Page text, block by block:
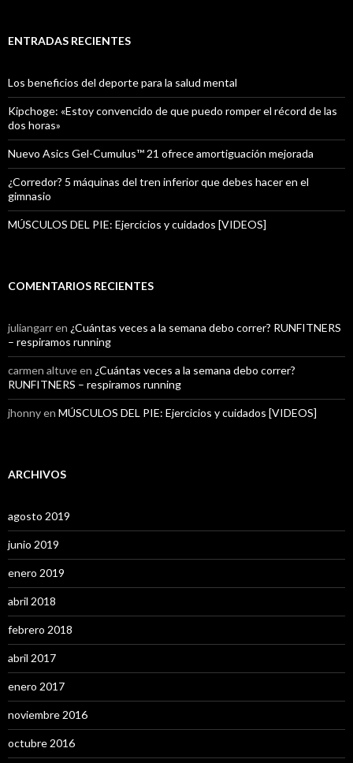
ENTRADAS RECIENTES
Los beneficios del deporte para la salud mental
Kipchoge: «Estoy convencido de que puedo romper el récord de las
dos horas»
Nuevo Asics Gel-Cumulus™ 21 ofrece amortiguación mejorada
¿Corredor? 5 máquinas del tren inferior que debes hacer en el
gimnasio
MÚSCULOS DEL PIE: Ejercicios y cuidados [VIDEOS]
COMENTARIOS RECIENTES
juliangarren ¿Cuántas veces a la semana debo correr? RUNFITNERS
– respiramos running
carmen altuveen ¿Cuántas veces a la semana debo correr?
RUNFITNERS – respiramos running
jhonnyen MÚSCULOS DEL PIE: Ejercicios y cuidados [VIDEOS]
ARCHIVOS
agosto 2019
junio 2019
enero 2019
abril 2018
febrero 2018
abril 2017
enero 2017
noviembre 2016
octubre 2016